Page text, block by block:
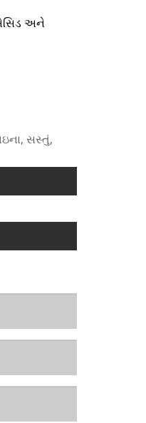
અને
સસ્તું,